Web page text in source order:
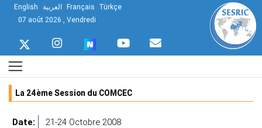
English العربية Français Türkçe
07 août 2026 , Vendredi
La 24ème Session du COMCEC
Date:
21-24 Octobre 2008